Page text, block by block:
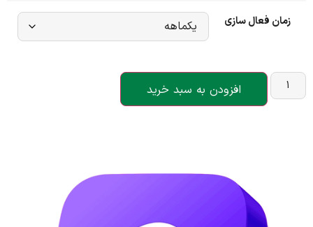
زمان فعال سازی
افزودن به سبد خرید